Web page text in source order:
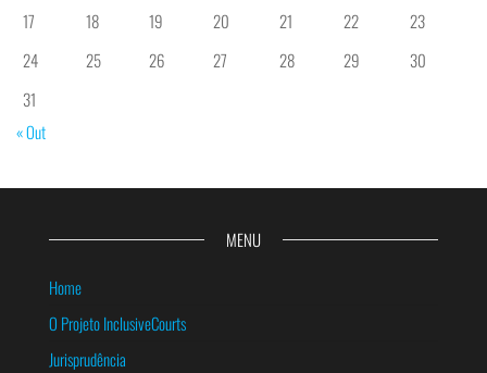
17
18 19 20 21 22
23
24
25 26 27 28 29
30
31
« Out
MENU
Home
O Projeto InclusiveCourts
Jurisprudência